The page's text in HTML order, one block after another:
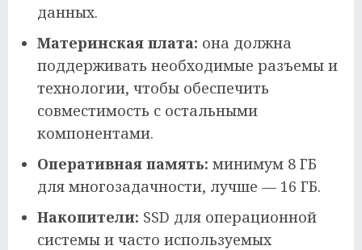
данных.
Материнская плата: она должна
поддерживать необходимые разъемы и
технологии, чтобы обеспечить
совместимость с остальными
компонентами.
Оперативная память: минимум 8 ГБ
для многозадачности, лучше — 16 ГБ.
Накопители: SSD для операционной
системы и часто используемых